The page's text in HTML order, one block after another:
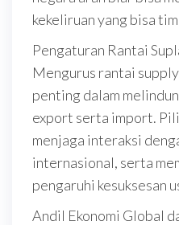
kekeliruan yang bisa
Pengaturan Rantai
Mengurus rantai
penting dalam
export serta import.
menjaga interaksi
internasional, serta
pengaruhi kesuksesan
Andil Ekonomi Global